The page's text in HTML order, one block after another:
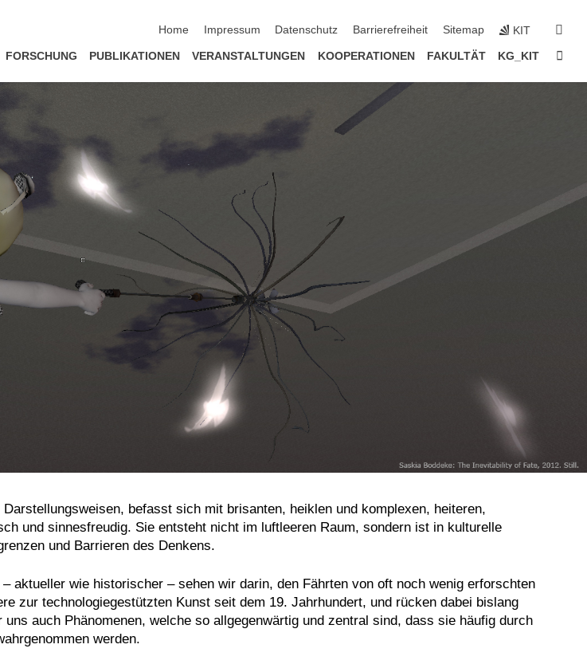
Home
Impressum Datenschutz Barrierefreiheit Sitemap KIT
FORSCHUNG PUBLIKATIONEN VERANSTALTUNGEN KOOPERATIONEN FAKULTÄT KG_KIT
befasst sich mit brisanten, heiklen und komplexen, heiteren,
und sinnesfreudig. Sie entsteht nicht im luftleeren Raum, sondern ist in kulturelle
und Barrieren des Denkens.
aktueller wie historischer – sehen wir darin, den Fährten von oft noch wenig erforschten
zur technologiegestützten Kunst seit dem 19. Jahrhundert, und rücken dabei bislang
auch Phänomenen, welche so allgegenwärtig und zentral sind, dass sie häufig durch
werden.